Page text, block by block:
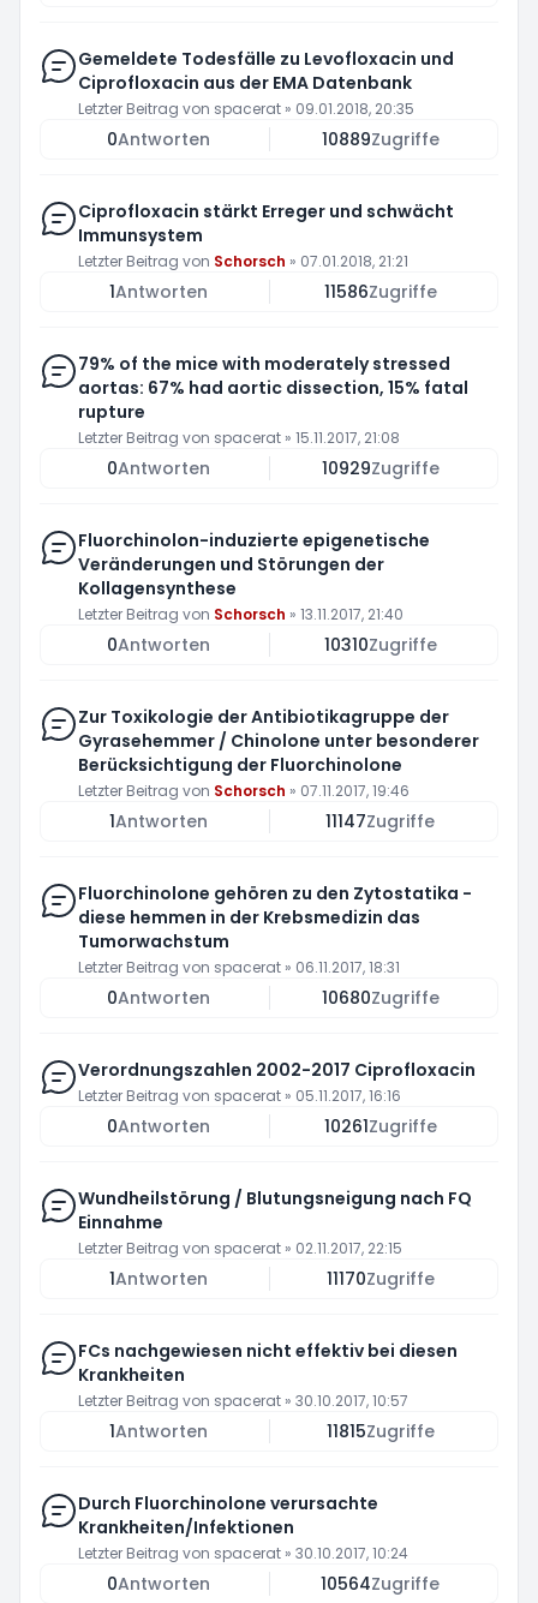
Gemeldete Todesfälle zu Levofloxacin und
Ciprofloxacin aus der EMA Datenbank
Letzter Beitrag von spacerat » 09.01.2018, 20:35
0Antworten 10889Zugriffe
Ciprofloxacin stärkt Erreger und schwächt
Immunsystem
Letzter Beitrag von Schorsch » 07.01.2018, 21:21
1Antworten 11586Zugriffe
79% of the mice with moderately stressed
aortas: 67% had aortic dissection, 15% fatal
rupture
Letzter Beitrag von spacerat » 15.11.2017, 21:08
0Antworten 10929Zugriffe
Fluorchinolon-induzierte epigenetische
Veränderungen und Störungen der
Kollagensynthese
Letzter Beitrag von Schorsch » 13.11.2017, 21:40
0Antworten 10310Zugriffe
Zur Toxikologie der Antibiotikagruppe der
Gyrasehemmer / Chinolone unter besonderer
Berücksichtigung der Fluorchinolone
Letzter Beitrag von Schorsch » 07.11.2017, 19:46
1Antworten 11147Zugriffe
Fluorchinolone gehören zu den Zytostatika -
diese hemmen in der Krebsmedizin das
Tumorwachstum
Letzter Beitrag von spacerat » 06.11.2017, 18:31
0Antworten 10680Zugriffe
Verordnungszahlen 2002-2017 Ciprofloxacin
Letzter Beitrag von spacerat » 05.11.2017, 16:16
0Antworten 10261Zugriffe
Wundheilstörung / Blutungsneigung nach FQ
Einnahme
Letzter Beitrag von spacerat » 02.11.2017, 22:15
1Antworten 11170Zugriffe
FCs nachgewiesen nicht effektiv bei diesen
Krankheiten
Letzter Beitrag von spacerat » 30.10.2017, 10:57
1Antworten 11815Zugriffe
Durch Fluorchinolone verursachte
Krankheiten/Infektionen
Letzter Beitrag von spacerat » 30.10.2017, 10:24
0Antworten 10564Zugriffe